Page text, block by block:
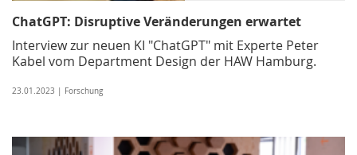
ChatGPT: Disruptive Veränderungen erwartet
Interview zur neuen KI "ChatGPT" mit Experte Peter
Kabel vom Department Design der HAW Hamburg.
23.01.2023 | Forschung